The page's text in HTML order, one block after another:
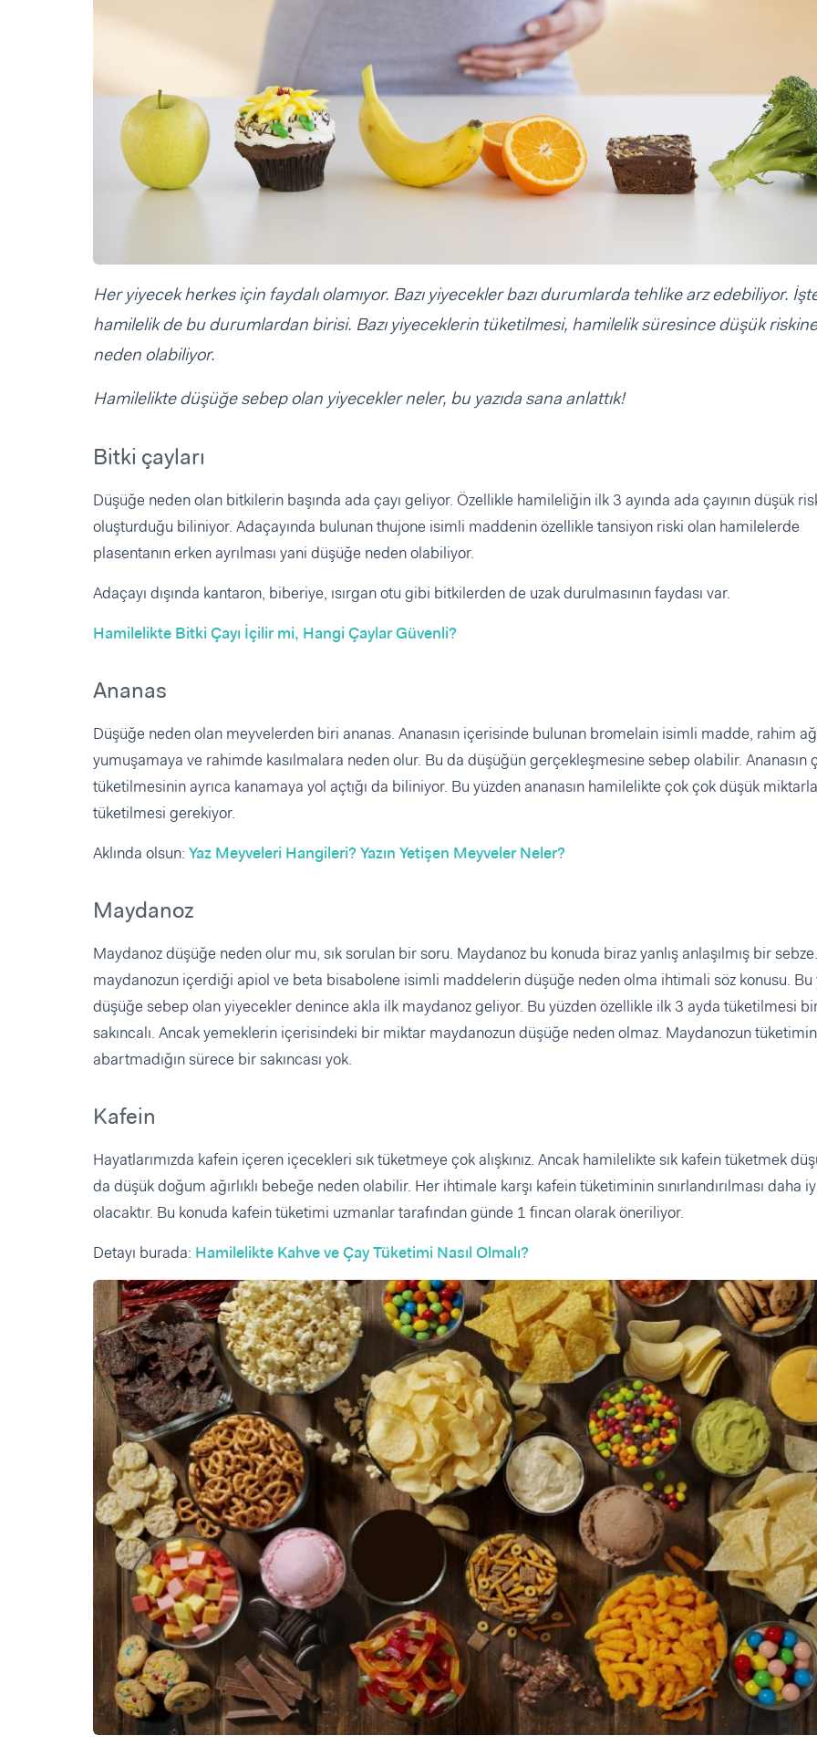
Sorular ve Yanıtlar
Makaleler
Videolar
Her yiyecek herkes için faydalı olamıyor. Bazı yiyecekler bazı durumlarda tehlike arz edebiliyor.
hamilelik de bu durumlardan birisi. Bazı yiyeceklerin tüketilmesi, hamilelik süresince düşük riskine
neden olabiliyor.
Hamilelikte düşüğe sebep olan yiyecekler neler, bu yazıda sana anlattık!
Bitki çayları
Düşüğe neden olan bitkilerin başında ada çayı geliyor. Özellikle hamileliğin ilk 3 ayında ada çayının düşük
oluşturduğu biliniyor. Adaçayında bulunan thujone isimli maddenin özellikle tansiyon riski olan hamilelerde
plasentanın erken ayrılması yani düşüğe neden olabiliyor.
Adaçayı dışında kantaron, biberiye, ısırgan otu gibi bitkilerden de uzak durulmasının faydası var.
Hamilelikte Bitki Çayı İçilir mi, Hangi Çaylar Güvenli?
Ananas
Düşüğe neden olan meyvelerden biri ananas. Ananasın içerisinde bulunan bromelain isimli madde, rahim
yumuşamaya ve rahimde kasılmalara neden olur. Bu da düşüğün gerçekleşmesine sebep olabilir. Ananasın
tüketilmesinin ayrıca kanamaya yol açtığı da biliniyor. Bu yüzden ananasın hamilelikte çok çok düşük
tüketilmesi gerekiyor.
Aklında olsun: Yaz Meyveleri Hangileri? Yazın Yetişen Meyveler Neler?
Maydanoz
Maydanoz düşüğe neden olur mu, sık sorulan bir soru. Maydanoz bu konuda biraz yanlış anlaşılmış bir
maydanozun içerdiği apiol ve beta bisabolene isimli maddelerin düşüğe neden olma ihtimali söz konusu. Bu
düşüğe sebep olan yiyecekler denince akla ilk maydanoz geliyor. Bu yüzden özellikle ilk 3 ayda tüketilmesi
sakıncalı. Ancak yemeklerin içerisindeki bir miktar maydanozun düşüğe neden olmaz. Maydanozun
abartmadığın sürece bir sakıncası yok.
Kafein
Hayatlarımızda kafein içeren içecekleri sık tüketmeye çok alışkınız. Ancak hamilelikte sık kafein tüketmek
da düşük doğum ağırlıklı bebeğe neden olabilir. Her ihtimale karşı kafein tüketiminin sınırlandırılması daha
olacaktır. Bu konuda kafein tüketimi uzmanlar tarafından günde 1 fincan olarak öneriliyor.
Detayı burada: Hamilelikte Kahve ve Çay Tüketimi Nasıl Olmalı?